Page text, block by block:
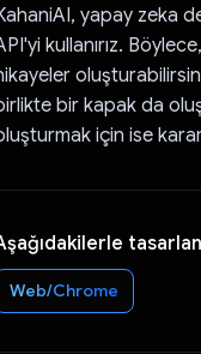
yapay zeka
kullanırız.
bir kapak da
için ise
Web/Chrome